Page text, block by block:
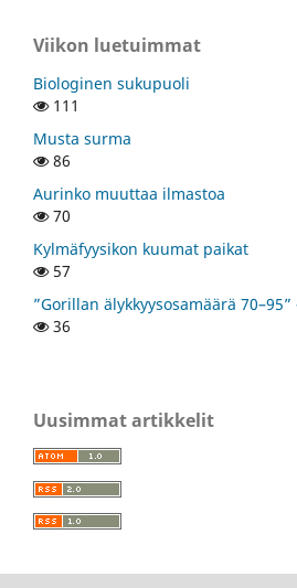
Viikon luetuimmat
Biologinen sukupuoli
111
Musta surma
86
Aurinko muuttaa ilmastoa
70
Kylmäfyysikon kuumat paikat
57
”Gorillan älykkyysosamäärä
36
Uusimmat artikkelit